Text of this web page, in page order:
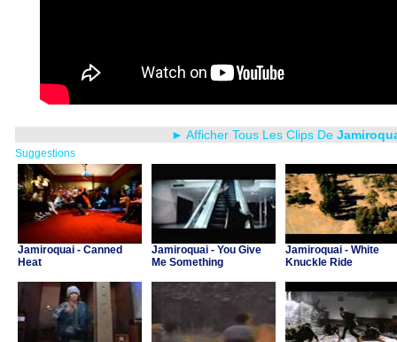
► Afficher Tous Les Clips De
Suggestions
Jamiroquai - Canned
Heat
Jamiroquai - You Give
Me Something
Jamiroquai - White
Knuckle Ride